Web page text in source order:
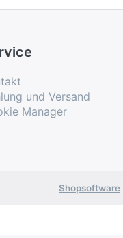
und Versand
Manager
Shopsoftware